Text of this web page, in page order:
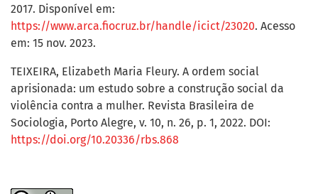
2017. Disponível em:
https://www.arca.fiocruz.br/handle/icict/23020. Acesso
em: 15 nov. 2023.
TEIXEIRA, Elizabeth Maria Fleury. A ordem social
aprisionada: um estudo sobre a construção social da
violência contra a mulher. Revista Brasileira de
Sociologia, Porto Alegre, v. 10, n. 26, p. 1, 2022. DOI:
https://doi.org/10.20336/rbs.868